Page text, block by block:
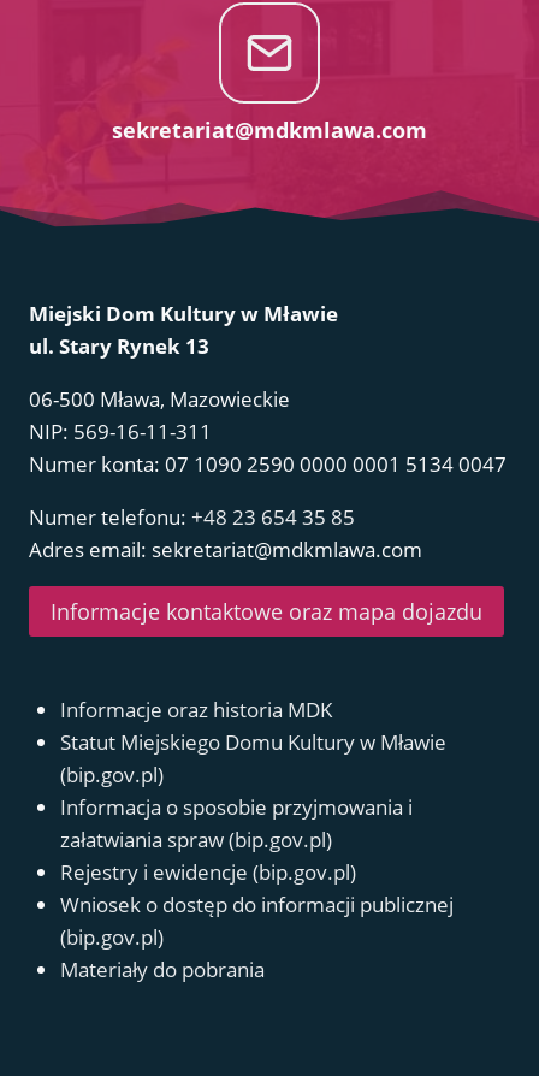
sekretariat@mdkmlawa.com
Miejski Dom Kultury w Mławie
ul. Stary Rynek 13
06-500 Mława, Mazowieckie
NIP: 569-16-11-311
Numer konta: 07 1090 2590 0000 0001 5134 0047
Numer telefonu: +48 23 654 35 85
Adres email: sekretariat@mdkmlawa.com
Informacje kontaktowe oraz mapa dojazdu
Informacje oraz historia MDK
Statut Miejskiego Domu Kultury w Mławie
(bip.gov.pl)
Informacja o sposobie przyjmowania i
załatwiania spraw (bip.gov.pl)
Rejestry i ewidencje (bip.gov.pl)
Wniosek o dostęp do informacji publicznej
(bip.gov.pl)
Materiały do pobrania